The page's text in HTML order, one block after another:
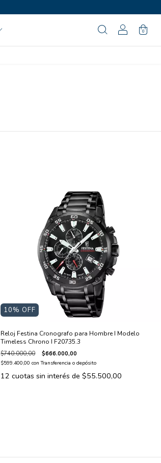
0
10% OFF
Reloj Festina Cronografo para Hombre I Modelo
Timeless Chrono I F20735.3
$740.000,00 $666.000,00
$599.400,00con Transferencia o depósito
12 cuotas sin interés de$55.500,00